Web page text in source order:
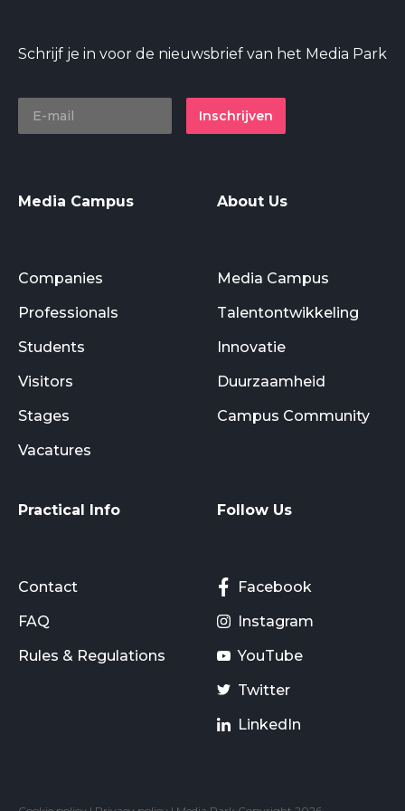
Schrijf je in voor de nieuwsbrief van het Media Park
Inschrijven
Media Campus
Companies
Professionals
Students
Visitors
Stages
Vacatures
About Us
Media Campus
Talentontwikkeling
Innovatie
Duurzaamheid
Campus Community
Practical Info
Contact
FAQ
Rules & Regulations
Follow Us
Facebook
Instagram
YouTube
Twitter
LinkedIn